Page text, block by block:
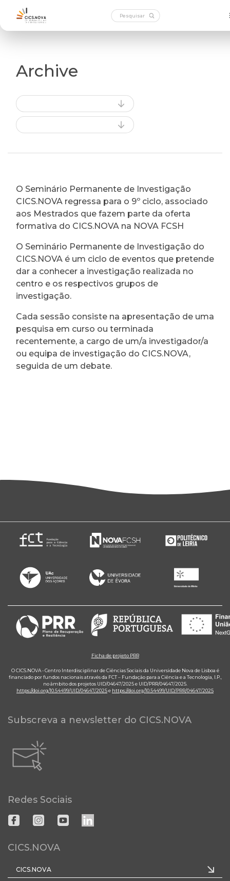
Archive
O Seminário Permanente de Investigação
CICS.NOVA regressa para o 9º ciclo, associado
aos Mestrados que fazem parte da oferta
formativa do CICS.NOVA na NOVA FCSH
O Seminário Permanente de Investigação do
CICS.NOVA é um ciclo de eventos que pretende
dar a conhecer a investigação realizada no
centro e os respectivos grupos de
investigação.
Cada sessão consiste na apresentação de uma
pesquisa em curso ou terminada
recentemente, a cargo de um/a investigador/a
ou equipa de investigação do CICS.NOVA,
seguida de um debate.
Ficha de projeto PRR
O CICS.NOVA - Centro Interdisciplinar de Ciências Sociais da Universidade Nova de Lisboa é
financiado por fundos nacionais através da FCT – Fundação para a Ciência e a Tecnologia, I.P.,
no âmbito dos projetos UID/04647/2025 e UID/PRR/04647/2025.
https://doi.org/10.54499/UID/04647/2025e https://doi.org/10.54499/UID/PRR/04647/2025
Subscreva a newsletter do CICS.NOVA
Redes Sociais
CICS.NOVA
CICS.NOVA